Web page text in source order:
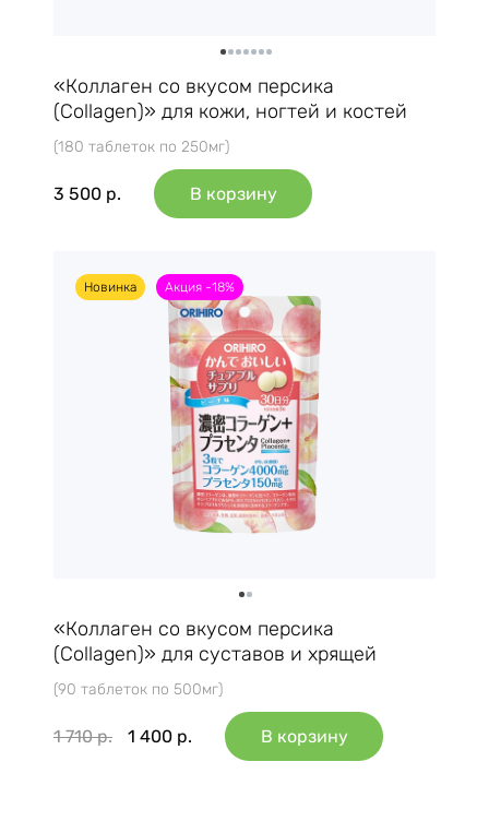
«Коллаген со вкусом персика
(Collagen)» для кожи, ногтей и костей
(180 таблеток по 250мг)
3 500 р. В корзину
Новинка Акция -18%
«Коллаген со вкусом персика
(Collagen)» для суставов и хрящей
(90 таблеток по 500мг)
1 710р. 1 400 р. В корзину